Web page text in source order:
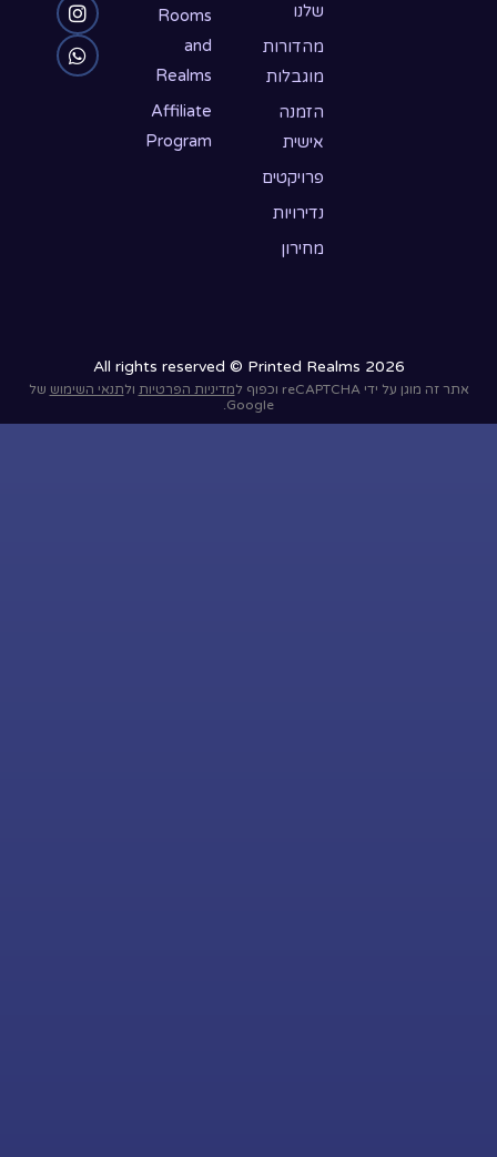
שלנו
מהדורות
מוגבלות
הזמנה
אישית
פרויקטים
נדירויות
מחירון
Rooms
and
Realms
Affiliate
Program
b
o
o
o
r
d
u
b
e
a
g
r
s
a
p
All rights reserved © Printed Realms 2026
אתר זה מוגן על ידי reCAPTCHA וכפוף ל מדיניות הפרטיות ולתנאי השימוש של
Google.